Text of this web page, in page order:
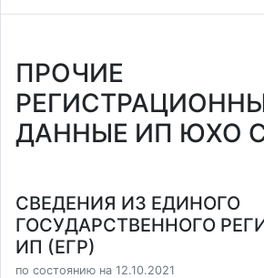
ПРОЧИЕ
ДАННЫЕ ИП ЮХО
СВЕДЕНИЯ ИЗ ЕДИНОГО
ГОСУДАРСТВЕННОГО
ИП (ЕГР)
по состоянию на 12.10.2021